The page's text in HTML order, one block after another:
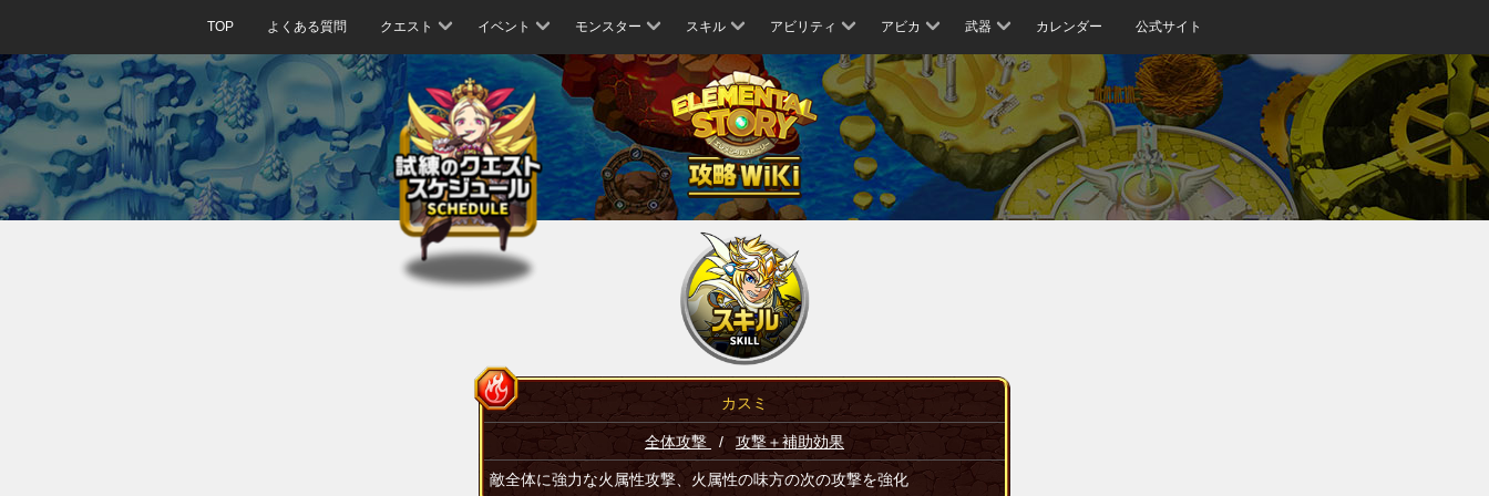
TOP よくある質問 クエスト イベント モンスター スキル アビリティ アビカ 武器 カレンダー 公式サイト
カスミ
全体攻撃 / 攻撃＋補助効果
敵全体に強力な火属性攻撃、火属性の味方の次の攻撃を強化